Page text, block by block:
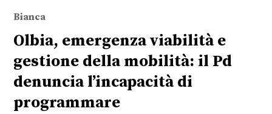
Bianca
Olbia, emergenza viabilità e
gestione della mobilità: il Pd
denuncia l’incapacità di
programmare